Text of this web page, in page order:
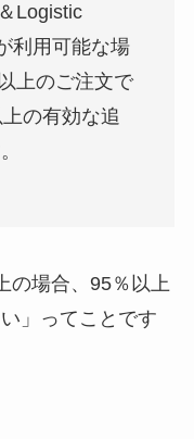
Logistic
利用可能な場
上のご注文で
の有効な追
の場合、95％以上
」ってことです